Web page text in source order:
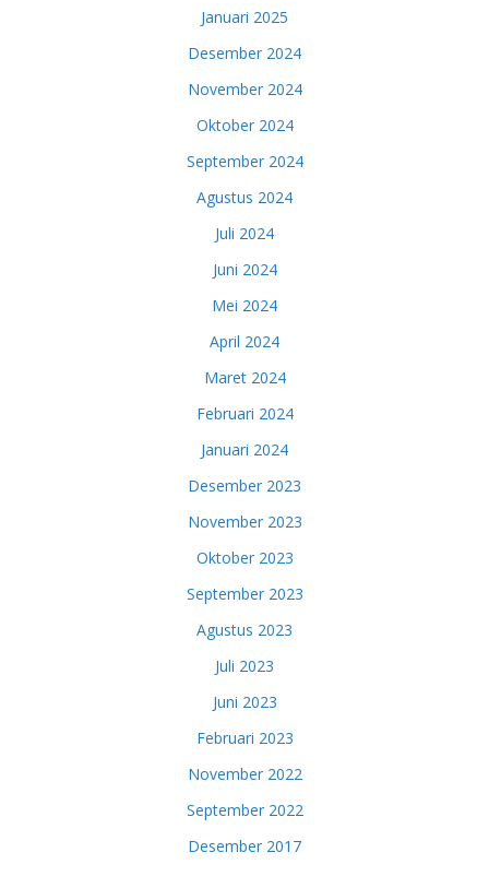
Januari 2025
Desember 2024
November 2024
Oktober 2024
September 2024
Agustus 2024
Juli 2024
Juni 2024
Mei 2024
April 2024
Maret 2024
Februari 2024
Januari 2024
Desember 2023
November 2023
Oktober 2023
September 2023
Agustus 2023
Juli 2023
Juni 2023
Februari 2023
November 2022
September 2022
Desember 2017